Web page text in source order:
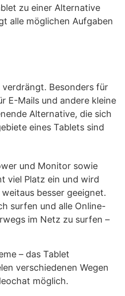
zu einer Alternative
alle möglichen Aufgaben
Besonders für
E-Mails und andere kleine
Alternative, die sich
eines Tablets sind
und Monitor sowie
viel Platz ein und wird
besser geeignet.
surfen und alle Online-
im Netz zu surfen –
– das Tablet
verschiedenen Wegen
möglich.